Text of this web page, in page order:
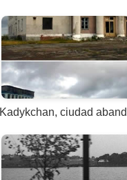
Kadykchan, ciudad